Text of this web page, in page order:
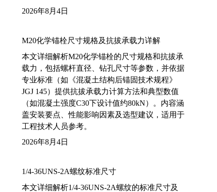
2026年8月4日
M20化学锚栓尺寸规格及抗拔承载力详解
本文详细解析M20化学锚栓的尺寸规格和抗拔承
载力，包括螺杆直径、钻孔尺寸等参数，并依据
专业标准（如《混凝土结构后锚固技术规程》
JGJ 145）提供抗拔承载力计算方法和典型数值
（如混凝土强度C30下设计值约80kN）。内容涵
盖安装要点、性能影响因素及选型建议，适用于
工程技术人员参考。
2026年8月4日
1/4-36UNS-2A螺纹标准尺寸
本文详细解析1/4-36UNS-2A螺纹的标准尺寸及